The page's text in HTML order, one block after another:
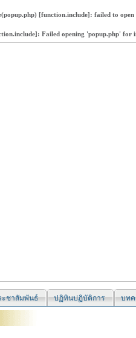
[function.include]: failed to
]: Failed opening 'popup.php' for
ะชาสัมพันธ์ ปฏิทินปฏิบัติการ บทค